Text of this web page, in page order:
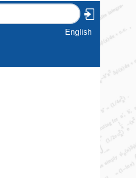
English